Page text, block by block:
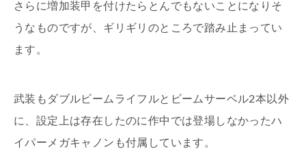
さらに増加装甲を付けたらとんでもないことになりそ
うなものですが、ギリギリのところで踏み止まってい
ます。
武装もダブルビームライフルとビームサーベル2本以外
に、設定上は存在したのに作中では登場しなかったハ
イパーメガキャノンも付属しています。